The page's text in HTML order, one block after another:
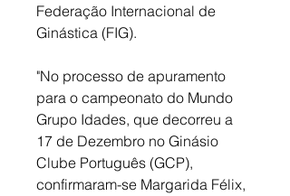
Federação Internacional de
Ginástica (FIG).
"No processo de apuramento
para o campeonato do Mundo
Grupo Idades, que decorreu a
17 de Dezembro no Ginásio
Clube Português (GCP),
confirmaram-se Margarida Félix,